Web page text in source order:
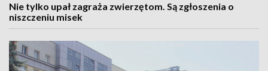
Nie tylko upał zagraża zwierzętom. Są zgłoszenia o
niszczeniu misek